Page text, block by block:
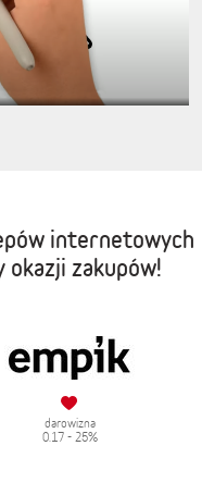
internetowych
okazji zakupów!
darowizna
0.17 - 25%